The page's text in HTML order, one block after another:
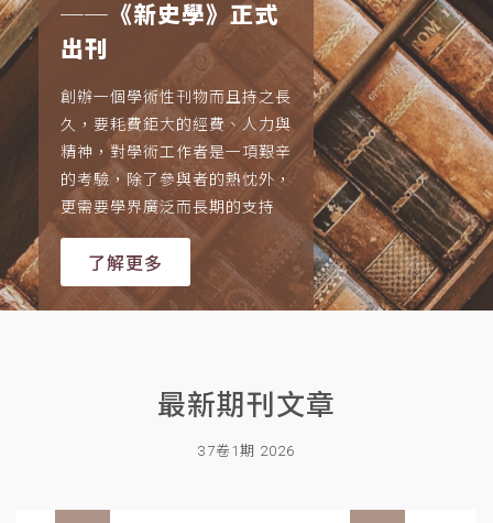
──《新史學》正式
出刊
創辦一個學術性刊物而且持之長
久，要耗費鉅大的經費、人力與
精神，對學術工作者是一項艱辛
的考驗，除了參與者的熱忱外，
更需要學界廣泛而長期的支持
了解更多
最新期刊文章
37卷1期 2026